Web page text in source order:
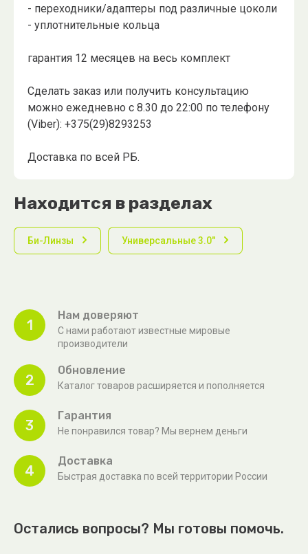
- переходники/адаптеры под различные цоколи
- уплотнительные кольца
гарантия 12 месяцев на весь комплект
Сделать заказ или получить консультацию
можно ежедневно с 8.30 до 22:00 по телефону
(Viber): +375(29)8293253
Доставка по всей РБ.
Находится в разделах
Би-Линзы Универсальные 3.0"
1
Нам доверяют
С нами работают известные мировые
производители
2
Обновление
Каталог товаров расширяется и пополняется
3
Гарантия
Не понравился товар? Мы вернем деньги
4
Доставка
Быстрая доставка по всей территории России
Остались вопросы? Мы готовы помочь.